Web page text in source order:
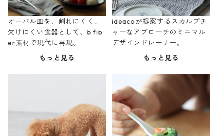
オーバル皿を、割れにくく、
欠けにくい食器として、b fib
er素材で現代に再現。
もっと見る
ideacoが提案するスカルプチ
ャーなアプローチのミニマル
デザインドレーナー。
もっと見る